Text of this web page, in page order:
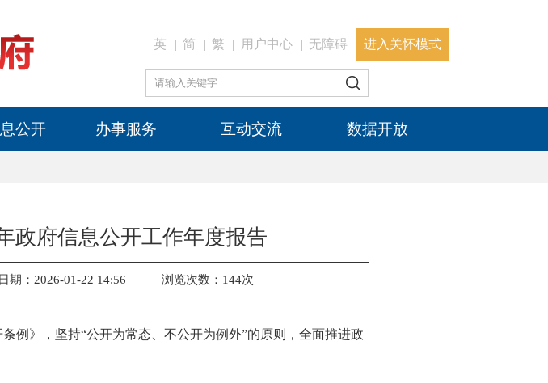
英 简 繁 用户中心 无障碍 进入关怀模式
公开 办事服务 互动交流 数据开放
政府信息公开工作年度报告
期：2026-01-22 14:56 浏览次数： 144次
例》，坚持“公开为常态、不公开为例外”的原则，全面推进政